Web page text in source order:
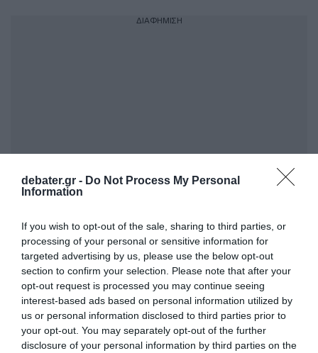
debater.gr - Do Not Process My Personal
Information
If you wish to opt-out of the sale, sharing to third parties, or
processing of your personal or sensitive information for
targeted advertising by us, please use the below opt-out
section to confirm your selection. Please note that after your
opt-out request is processed you may continue seeing
interest-based ads based on personal information utilized by
us or personal information disclosed to third parties prior to
your opt-out. You may separately opt-out of the further
disclosure of your personal information by third parties on the
ΔΙΑΦΗΜΙΣΗ
οικογενειακές συγκεντρώσεις, γι’ αυτό και
συχνά την επιλέγει όταν θέλει να “κακομάθει”
τον εαυτό του και να ηρεμήσει ψυχολογικά.
Προσθήκη ως προτεινόμενη
πηγή στην Google